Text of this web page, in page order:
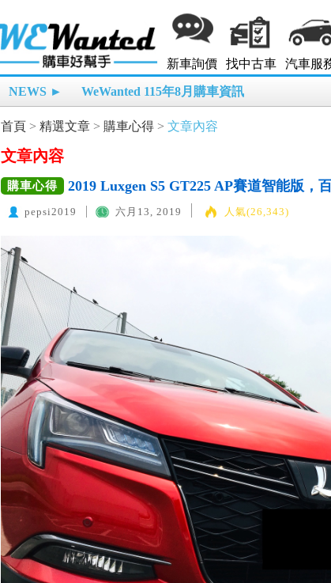
新車詢價 找中古車 汽車服
NEWS ► WeWanted 115年8月購車資訊
首頁 > 精選文章 > 購車心得 > 文章內容
文章內容
購車心得 2019 Luxgen S5 GT225 AP賽道智能版，
pepsi2019 六月13, 2019 人氣(26,343)